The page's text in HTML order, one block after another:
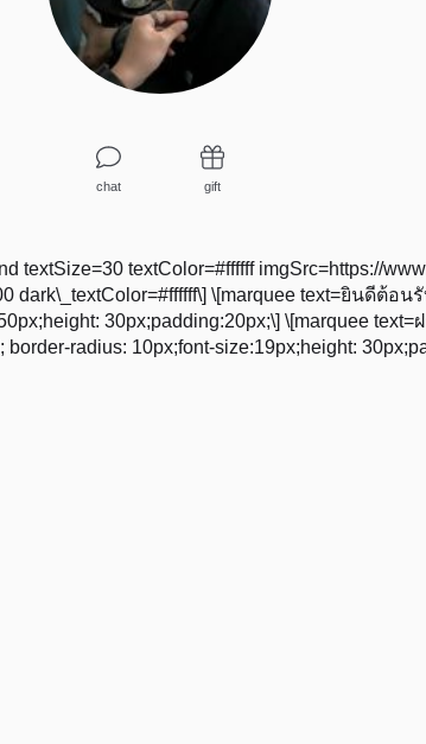
chat gift
textSize=30 textColor=#ffffff imgSrc=https://
dark\_textColor=#ffffff\] \[marquee text=ยินดีต้อ
30px;padding:20px;\] \[marquee
radius: 10px;font-size:19px;height: